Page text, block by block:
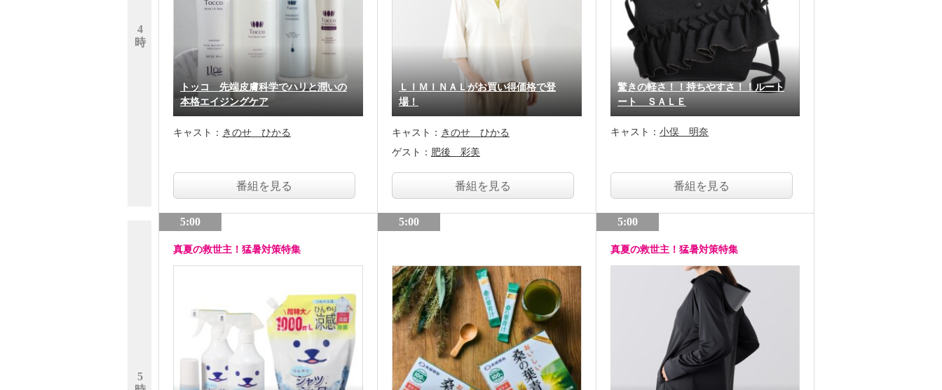
4
時
5
トッコ 先端皮膚科学でハリと潤いの
本格エイジングケア
キャスト： きのせ ひかる
番組を見る
5:00
真夏の救世主！猛暑対策特集
ＬＩＭＩＮＡＬがお買い得価格で登
場！
キャスト： きのせ ひかる
ゲスト： 肥後 彩美
番組を見る
5:00
驚きの軽さ！！持ちやすさ！！ルート
ート ＳＡＬＥ
キャスト： 小俣 明奈
番組を見る
5:00
真夏の救世主！猛暑対策特集